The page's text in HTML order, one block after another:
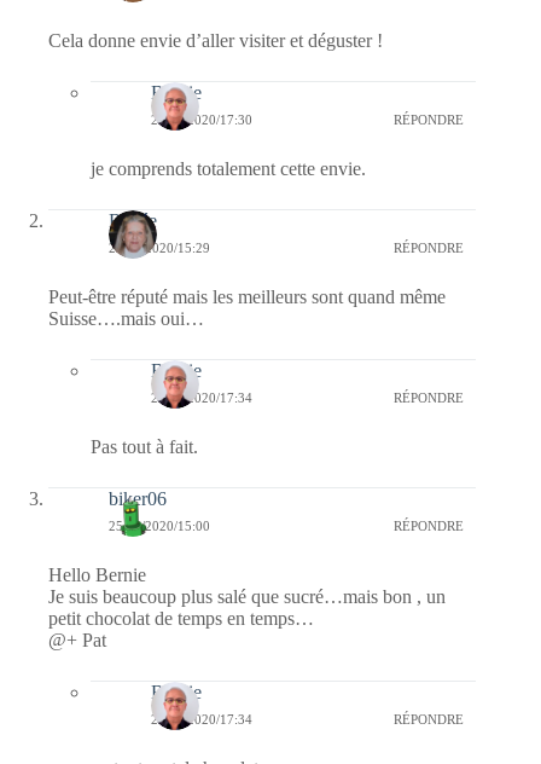
Cela donne envie d’aller visiter et déguster !
Bernie
27/02/2020/17:30 RÉPONDRE
je comprends totalement cette envie.
Renée
25/02/2020/15:29 RÉPONDRE
Peut-être réputé mais les meilleurs sont quand même
Suisse….mais oui…
Bernie
27/02/2020/17:34 RÉPONDRE
Pas tout à fait.
biker06
25/02/2020/15:00 RÉPONDRE
Hello Bernie
Je suis beaucoup plus salé que sucré…mais bon , un
petit chocolat de temps en temps…
@+ Pat
Bernie
27/02/2020/17:34 RÉPONDRE